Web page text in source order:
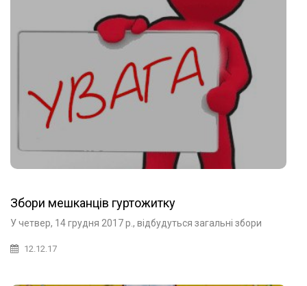
Збори мешканців гуртожитку
У четвер, 14 грудня 2017 р., відбудуться загальні збори
12.12.17